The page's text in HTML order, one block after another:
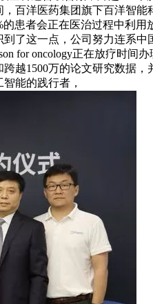
百洋医药集团旗下百洋智
患者会正在医治过程中利
了这一点，公司努力连系
for oncology正在放疗时
越1500万的论文研究数据
能的践行者，